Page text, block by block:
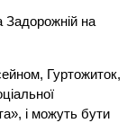
на
Гуртожиток,
і можуть бути